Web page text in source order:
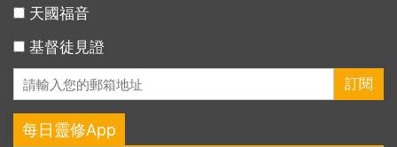
天國福音
基督徒見證
每日靈修App